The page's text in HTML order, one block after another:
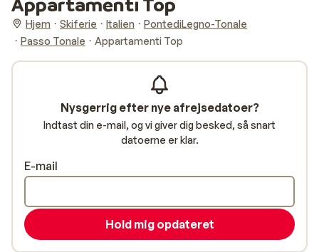
Hjem Skiferie Italien
PontediLegno-Tonale
Passo Tonale
Appartamenti Top
Nysgerrig efter nye afrejsedatoer?
Indtast din e-mail, og vi giver dig besked, så snart
datoerne er klar.
E-mail
Hold mig opdateret